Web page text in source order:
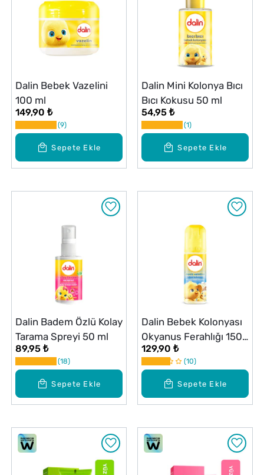
Sepete Ekle
Dalin Bebek Vazelini
100 ml
149,90 ₺
9
Sepete Ekle
Dalin Mini Kolonya Bıcı
Bıcı Kokusu 50 ml
54,95 ₺
1
Sepete Ekle
Dalin Badem Özlü Kolay
Tarama Spreyi 50 ml
89,95 ₺
18
Sepete Ekle
Dalin Bebek Kolonyası
Okyanus Ferahlığı 150
ml
129,90 ₺
10